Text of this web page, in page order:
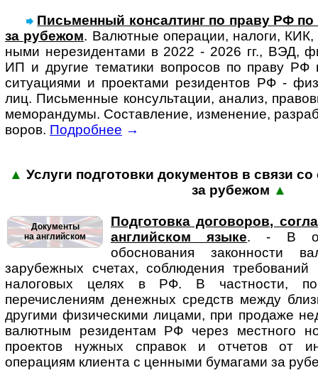
Письменный консал­тинг по праву РФ по
за ру­бе­жом. Ва­лют­ные опера­ции, налоги,
ными нере­зи­ден­тами в 2022 - 2026 гг., ВЭД,
ИП и другие тематики во­п­ро­сов по праву РФ
ситу­аци­ями и проек­тами рези­дентов РФ -
лиц. Пись­мен­ные кон­суль­та­ции, анализ,
ме­мо­ран­ду­мы. Состав­ление, изме­нение,
во­ров. Подробнее →
▲ Услуги подготовки доку­мен­тов в связи
за ру­бежом ▲
Документы
на английском
Подготовка договоров,
английском языке. - В
обоснования законности
зарубежных счетах, соблюдения
налоговых целях в РФ. В частности,
перечислениям денежных средств между
другими физическими лицами, при продаже
валютным резидентам РФ через местного
проектов нужных справок и отчетов от
операциям клиента с ценными бумагами за